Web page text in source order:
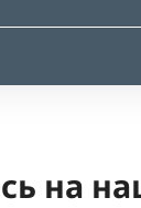
на